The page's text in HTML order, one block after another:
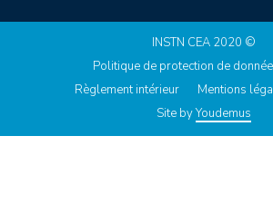
INSTN CEA 2020 ©
Politique de protection de
Règlement intérieur
Mentions
Site byYoudemus